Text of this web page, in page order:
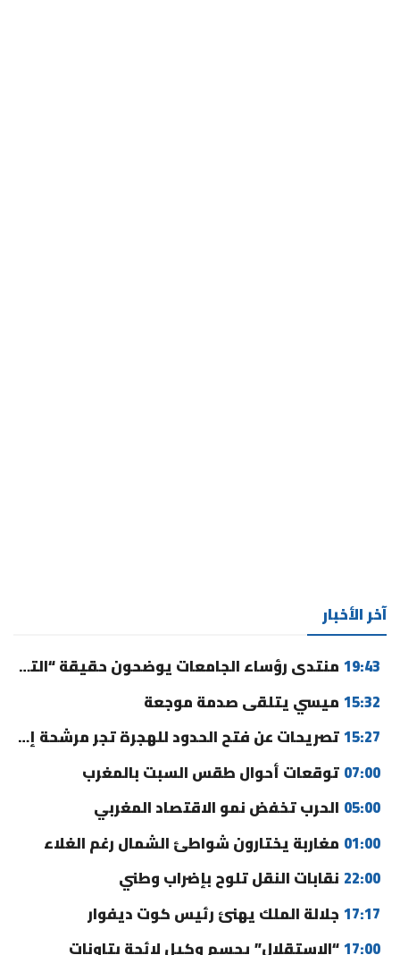
آخر الأخبار
19:43 منتدى رؤساء الجامعات يوضحون حقيقة “التوقيت الميسر” ورسوم التسجيل
15:32 ميسي يتلقى صدمة موجعة
15:27تصريحات عن فتح الحدود للهجرة تجر مرشحة إلى القضاء
07:00 توقعات أحوال طقس السبت بالمغرب
05:00 الحرب تخفض نمو الاقتصاد المغربي
01:00 مغاربة يختارون شواطئ الشمال رغم الغلاء
22:00 نقابات النقل تلوح بإضراب وطني
17:17 جلالة الملك يهنئ رئيس كوت ديفوار
17:00“الاستقلال” يحسم وكيل لائحة بتاونات